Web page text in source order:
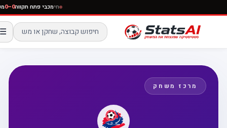
חימכבי פתח תקווה0–0
☰
מרכז משחק